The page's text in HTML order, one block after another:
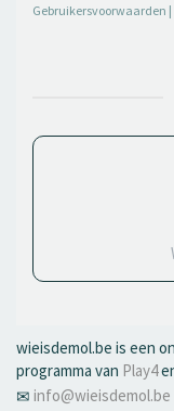
Gebruikersvoorwaarden |
wieisdemol.be is een
programma van Play4
info@wieisdemol.be